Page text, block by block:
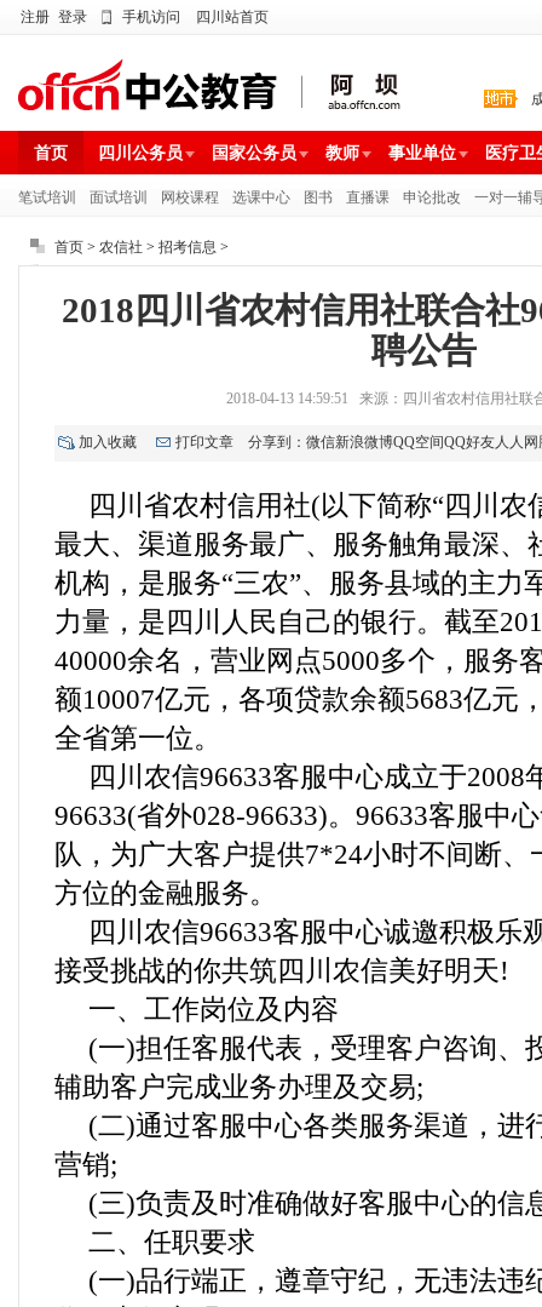
注册 登录 手机访问 四川站首页
首页 四川公务员 国家公务员 教师 事业单位 医疗卫
笔试培训 面试培训 网校课程 选课中心 图书 直播课 申论批改 一对一辅
首页 > 农信社 > 招考信息 >
2018四川省农村信用社联合社
聘公告
2018-04-13 14:59:51 来源：四川省农村信用社
加入收藏 打印文章 分享到： 微信新浪微博QQ空间QQ好友人人网
四川省农村信用社(以下简称“四川农
最大、渠道服务最广、服务触角最深、
机构，是服务“三农”、服务县域的主力
力量，是四川人民自己的银行。截至
40000余名，营业网点5000多个，服务
额10007亿元，各项贷款余额5683亿元
全省第一位。
四川农信96633客服中心成立于2008
96633(省外028-96633)。96633客服中
队，为广大客户提供7*24小时不间断、
方位的金融服务。
四川农信96633客服中心诚邀积极乐
接受挑战的你共筑四川农信美好明天!
一、工作岗位及内容
(一)担任客服代表，受理客户咨询、
辅助客户完成业务办理及交易;
(二)通过客服中心各类服务渠道，进
营销;
(三)负责及时准确做好客服中心的信
二、任职要求
(一)品行端正，遵章守纪，无违法违